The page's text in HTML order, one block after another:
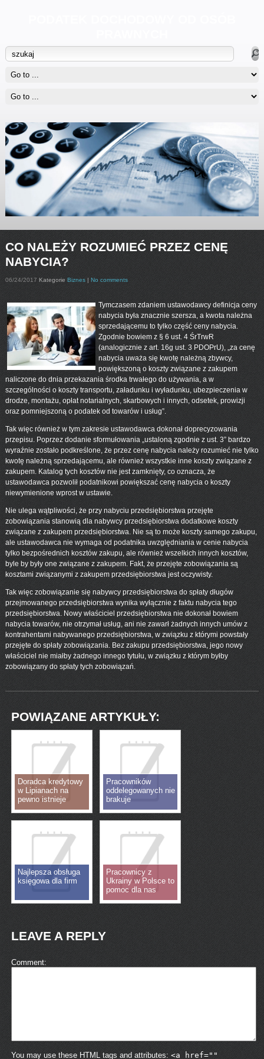
CO NALEŻY ROZUMIEĆ PRZEZ CENĘ
NABYCIA?
06/24/2017 Kategorie Biznes| No comments
Tymczasem zdaniem ustawodawcy definicja ceny
nabycia była znacznie szersza, a kwota należna
sprzedającemu to tylko część ceny nabycia.
Zgodnie bowiem z § 6 ust. 4 ŚrTrwR
(analogicznie z art. 16g ust. 3 PDOPrU), „za cenę
nabycia uważa się kwotę należną zbywcy,
powiększoną o koszty związane z zakupem
naliczone do dnia przekazania środka trwałego do używania, a w
szczególności o koszty transportu, załadunku i wyładunku, ubezpieczenia w
drodze, montażu, opłat notarialnych, skarbowych i innych, odsetek, prowizji
oraz pomniejszoną o podatek od towarów i usług”.
Tak więc również w tym zakresie ustawodawca dokonał doprecyzowania
przepisu. Poprzez dodanie sformułowania „ustaloną zgodnie z ust. 3” bardzo
wyraźnie zostało podkreślone, że przez cenę nabycia należy rozumieć nie tylko
kwotę należną sprzedającemu, ale również wszystkie inne koszty związane z
zakupem. Katalog tych kosztów nie jest zamknięty, co oznacza, że
ustawodawca pozwolił podatnikowi powiększać cenę nabycia o koszty
niewymienione wprost w ustawie.
Nie ulega wątpliwości, że przy nabyciu przedsiębiorstwa przejęte
zobowiązania stanowią dla nabywcy przedsiębiorstwa dodatkowe koszty
związane z zakupem przedsiębiorstwa. Nie są to może koszty samego zakupu,
ale ustawodawca nie wymaga od podatnika uwzględniania w cenie nabycia
tylko bezpośrednich kosztów zakupu, ale również wszelkich innych kosztów,
byle by były one związane z zakupem. Fakt, że przejęte zobowiązania są
kosztami związanymi z zakupem przedsiębiorstwa jest oczywisty.
Tak więc zobowiązanie się nabywcy przedsiębiorstwa do spłaty długów
przejmowanego przedsiębiorstwa wynika wyłącznie z faktu nabycia tego
przedsiębiorstwa. Nowy właściciel przedsiębiorstwa nie dokonał bowiem
nabycia towarów, nie otrzymał usług, ani nie zawarł żadnych innych umów z
kontrahentami nabywanego przedsiębiorstwa, w związku z którymi powstały
przejęte do spłaty zobowiązania. Bez zakupu przedsiębiorstwa, jego nowy
właściciel nie miałby żadnego innego tytułu, w związku z którym byłby
zobowiązany do spłaty tych zobowiązań.
POWIĄZANE ARTYKUŁY:
Doradca kredytowy
w Lipianach na
pewno istnieje
Pracowników
oddelegowanych nie
brakuje
Najlepsza obsługa
księgowa dla firm
Pracownicy z
Ukrainy w Polsce to
pomoc dla nas
LEAVE A REPLY
Comment
You may use these HTML tags and attributes: <a href=""